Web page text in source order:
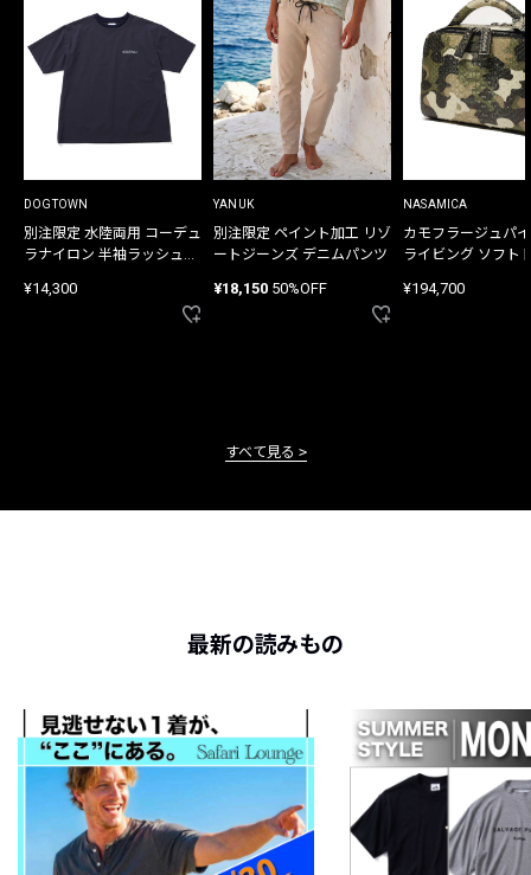
DOGTOWN
別注限定 水陸両用 コーデュ
ラナイロン 半袖ラッシュガ
¥14,300
YANUK
別注限定 ペイント加工 リゾ
ートジーンズ デニムパンツ
¥18,150 50%OFF
NASAMICA
カモフラージュパ
ライビング ソフト
¥194,700
すべて見る
最新の読みもの